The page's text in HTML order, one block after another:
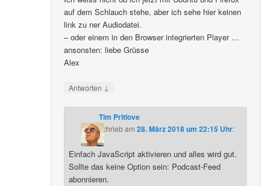
auf dem Schlauch stehe, aber ich sehe hier keinen
link zu ner Audiodatei.
– oder einem in den Browser integrierten Player …
ansonsten: liebe Grüsse
Alex
Antworten ↓
Tim Pritlove
schriebam 28. März 2018 um 22:15 Uhr:
Einfach JavaScript aktivieren und alles wird gut.
Sollte das keine Option sein: Podcast-Feed
abonnieren.